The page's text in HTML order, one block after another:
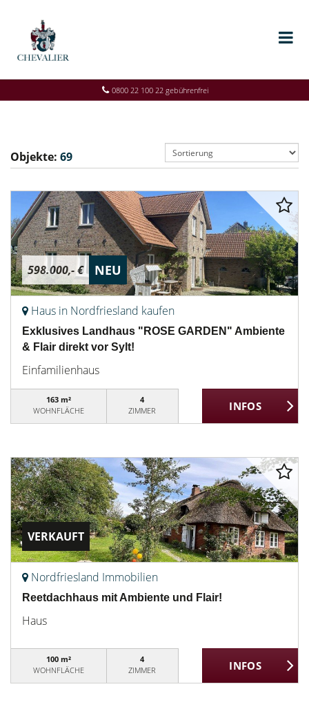
0800 22 100 22 gebührenfrei
Objekte: 69
598.000,- € NEU
Haus in Nordfriesland kaufen
Exklusives Landhaus "ROSE GARDEN" Ambiente
& Flair direkt vor Sylt!
Einfamilienhaus
163 m²
WOHNFLÄCHE
4
ZIMMER
VERKAUFT
Nordfriesland Immobilien
Reetdachhaus mit Ambiente und Flair!
Haus
100 m²
WOHNFLÄCHE
4
ZIMMER